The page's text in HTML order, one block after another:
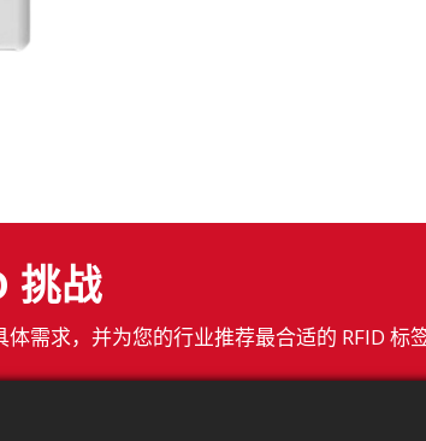
挑战
需求，并为您的行业推荐最合适的 RFID 标